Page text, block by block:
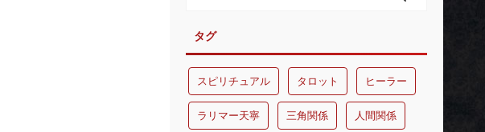
タグ
スピリチュアル タロット ヒーラー
ラリマー天寧 三角関係 人間関係